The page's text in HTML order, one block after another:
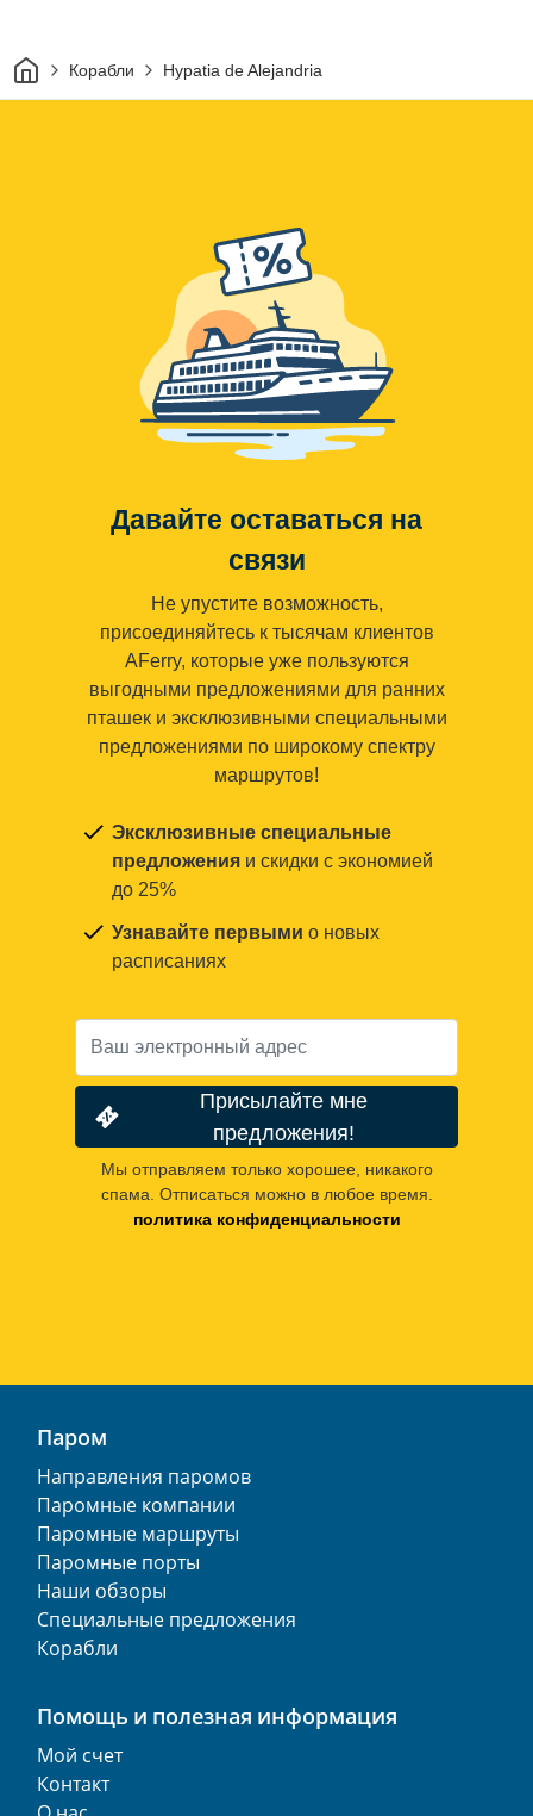
ДомКорабли Hypatia de Alejandria
Давайте оставаться на
связи
Не упустите возможность,
присоединяйтесь к тысячам клиентов
AFerry, которые уже пользуются
выгодными предложениями для ранних
пташек и эксклюзивными специальными
предложениями по широкому спектру
маршрутов!
Эксклюзивные специальные
предложения и скидки с экономией
до 25%
Узнавайте первыми о новых
расписаниях
Присылайте мне
предложения!
Мы отправляем только хорошее, никакого
спама. Отписаться можно в любое время.
политика конфиденциальности
Паром
Направления паромов
Паромные компании
Паромные маршруты
Паромные порты
Наши обзоры
Специальные предложения
Корабли
Помощь и полезная информация
Мой счет
Контакт